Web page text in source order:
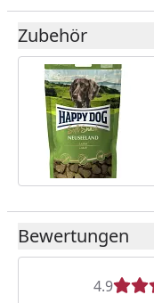
Zubehör
Bewertungen
4.9